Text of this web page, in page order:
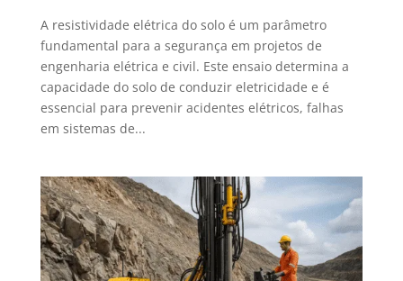
A resistividade elétrica do solo é um parâmetro
fundamental para a segurança em projetos de
engenharia elétrica e civil. Este ensaio determina a
capacidade do solo de conduzir eletricidade e é
essencial para prevenir acidentes elétricos, falhas
em sistemas de...